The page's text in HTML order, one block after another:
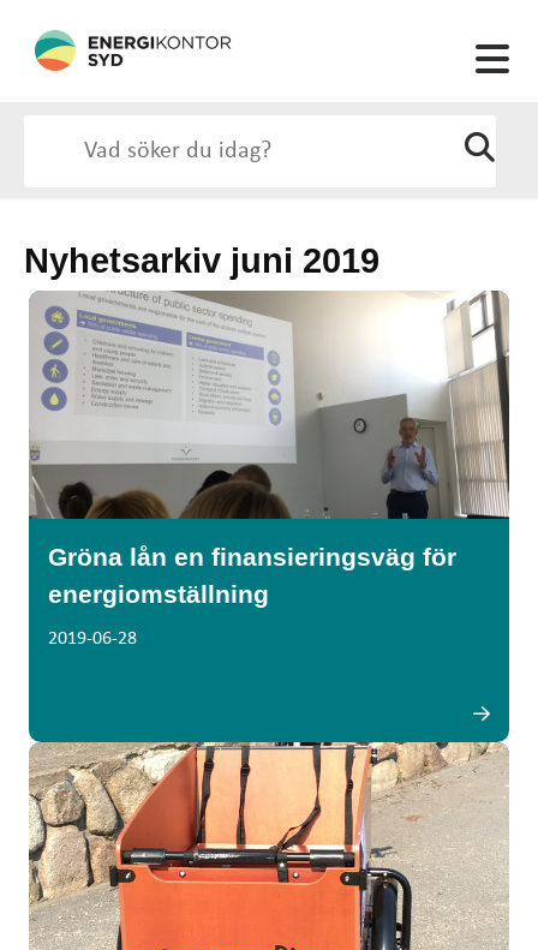
Nyhetsarkiv juni 2019
Gröna lån en finansieringsväg för
energiomställning
2019-06-28